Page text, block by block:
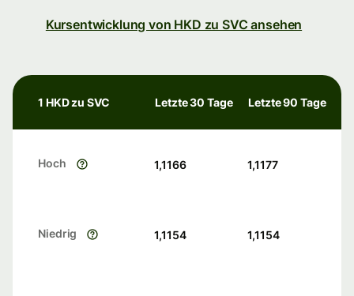
Kursentwicklung von HKD zu SVC ansehen
1 HKD zu SVC Letzte 30 Tage Letzte 90 Tage
Hoch 1,1166 1,1177
Niedrig 1,1154 1,1154